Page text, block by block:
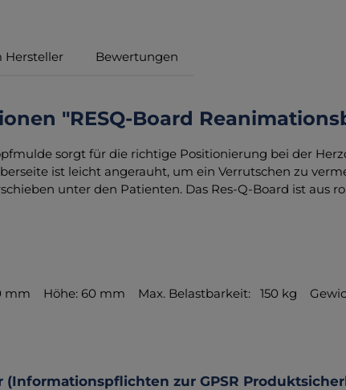
Hersteller Bewertungen
"RESQ-Board
sorgt für die richtige Positionierung bei der
ist leicht angerauht, um ein Verrutschen zu
unter den Patienten. Das Res-Q-Board ist aus
mm Höhe: 60 mm Max. Belastbarkeit: 150 kg
(Informationspflichten zur GPSR